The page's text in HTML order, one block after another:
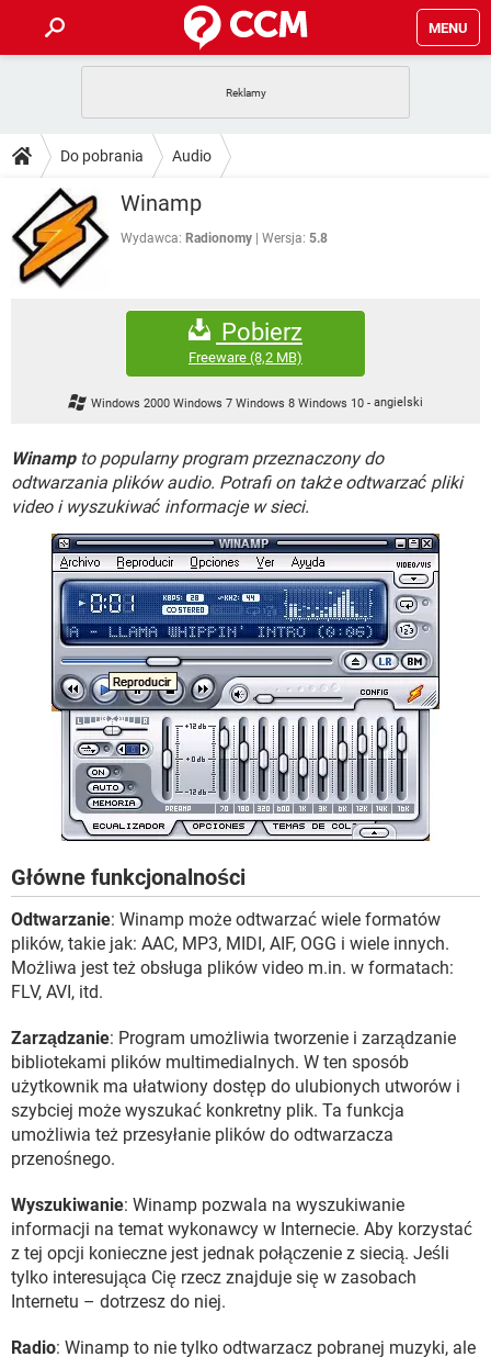
MENU
GRY
SPOTIFY
INSTAGRAM FACEBOOK
WINDOWS 10
PORADY
PlayStation
GRY
SPOTIFY
INSTAGRAM
DO POBRANIA
ANDROID TIKTOK
GRY
NETFLIX
FACEBOOK
FORUM
COVID-19
WHATSAPP
NETFLIX
INSTAGRAM FACEBOOK
TIKTOK
INSTAGRAM FACEBOOK
WINDOWS 10
Do pobrania Audio
Winamp
Wydawca: Radionomy Wersja: 5.8
Pobierz
Freeware (8,2 MB)
Windows 2000 Windows 7 Windows 8 Windows 10 - angielski
Winampto popularny program przeznaczony do
odtwarzania plików audio. Potrafi on także odtwarzać pliki
video i wyszukiwać informacje w sieci.
Główne funkcjonalności
Odtwarzanie: Winamp może odtwarzać wiele formatów
plików, takie jak: AAC, MP3, MIDI, AIF, OGG i wiele innych.
Możliwa jest też obsługa plików video m.in. w formatach:
FLV, AVI, itd.
Zarządzanie: Program umożliwia tworzenie i zarządzanie
bibliotekami plików multimedialnych. W ten sposób
użytkownik ma ułatwiony dostęp do ulubionych utworów i
szybciej może wyszukać konkretny plik. Ta funkcja
umożliwia też przesyłanie plików do odtwarzacza
przenośnego.
Wyszukiwanie: Winamp pozwala na wyszukiwanie
informacji na temat wykonawcy w Internecie. Aby korzystać
z tej opcji konieczne jest jednak połączenie z siecią. Jeśli
tylko interesująca Cię rzecz znajduje się w zasobach
Internetu – dotrzesz do niej.
Radio: Winamp to nie tylko odtwarzacz pobranej muzyki, ale